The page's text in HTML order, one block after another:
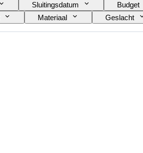
Sluitingsdatum Budget
Materiaal Geslacht
Handtekening Oplage